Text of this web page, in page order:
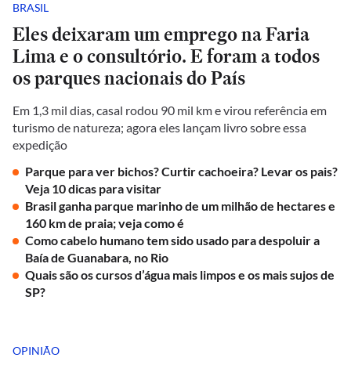
BRASIL
Eles deixaram um emprego na Faria
Lima e o consultório. E foram a todos
os parques nacionais do País
Em 1,3 mil dias, casal rodou 90 mil km e virou referência em
turismo de natureza; agora eles lançam livro sobre essa
expedição
Parque para ver bichos? Curtir cachoeira? Levar os pais?
Veja 10 dicas para visitar
Brasil ganha parque marinho de um milhão de hectares e
160 km de praia; veja como é
Como cabelo humano tem sido usado para despoluir a
Baía de Guanabara, no Rio
Quais são os cursos d’água mais limpos e os mais sujos de
SP?
OPINIÃO